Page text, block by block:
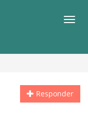
Responder